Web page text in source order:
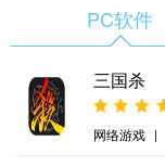
PC软件
三国杀
网络游戏 |